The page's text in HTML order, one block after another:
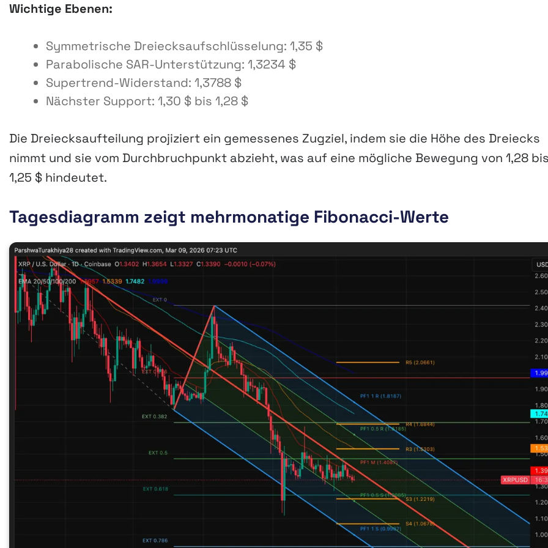
Wichtige Ebenen:
Symmetrische Dreiecksaufschlüsselung: 1,35 $
Parabolische SAR-Unterstützung: 1,3234 $
Supertrend-Widerstand: 1,3788 $
Nächster Support: 1,30 $ bis 1,28 $
Die Dreiecksaufteilung projiziert ein gemessenes Zugziel, indem sie die Höhe des Dreiecks
nimmt und sie vom Durchbruchpunkt abzieht, was auf eine mögliche Bewegung von 1,28
1,25 $ hindeutet.
Tagesdiagramm zeigt mehrmonatige Fibonacci-Werte